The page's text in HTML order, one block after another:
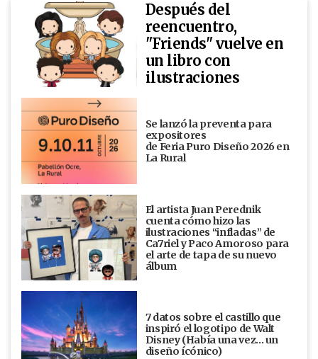
Después del
reencuentro,
"Friends" vuelve en
un libro con
ilustraciones
Se lanzó la preventa para
expositores
de Feria Puro Diseño 2026 en
La Rural
El artista Juan Perednik
cuenta cómo hizo las
ilustraciones “infladas” de
Ca7riel y Paco Amoroso para
el arte de tapa de su nuevo
álbum
7 datos sobre el castillo que
inspiró el logotipo de Walt
Disney (Había una vez... un
diseño ícónico)